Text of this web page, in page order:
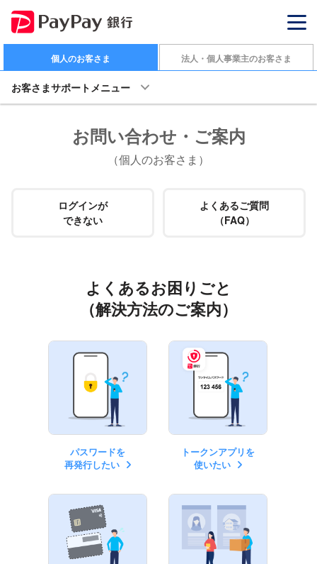
個人のお客さま 法人・個人事業主のお客さま
お客さまサポートメニュー
お問い合わせ・ご案内
（個人のお客さま）
ログインが
できない
よくあるご質問
（FAQ）
よくあるお困りごと
（解決方法のご案内）
パスワードを
再発行したい
トークンアプリを
使いたい